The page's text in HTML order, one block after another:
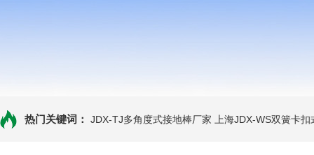
热门关键词： JDX-TJ多角度式接地棒厂家 上海JDX-WS双簧卡